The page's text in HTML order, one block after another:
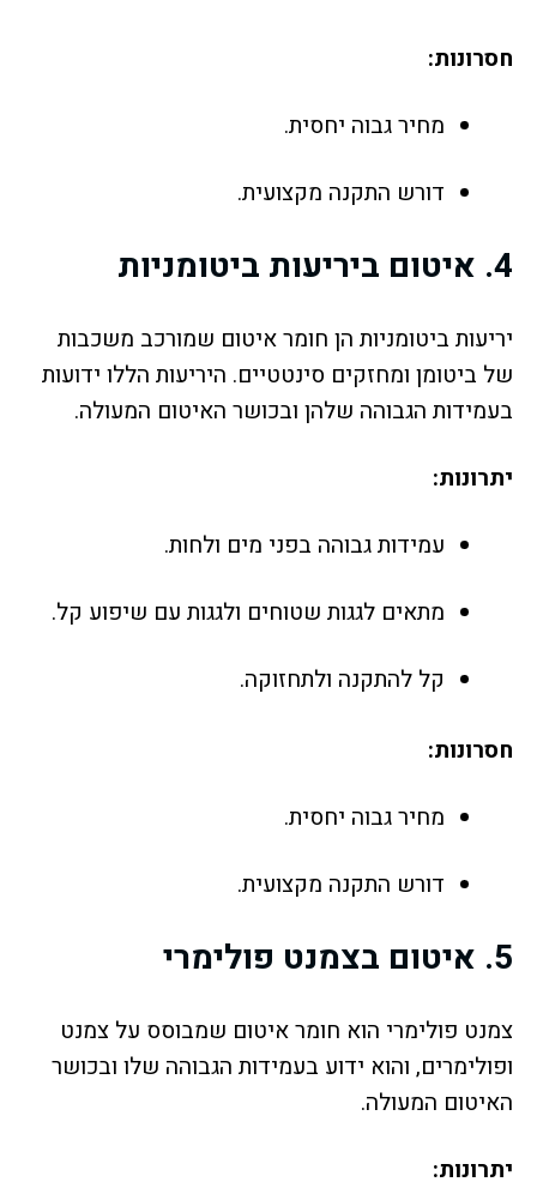
חסרונות:
מחיר גבוה יחסית.
דורש התקנה מקצועית.
4. איטום ביריעות ביטומניות
יריעות ביטומניות הן חומר איטום שמורכב משכבות
של ביטומן ומחזקים סינטטיים. היריעות הללו ידועות
בעמידות הגבוהה שלהן ובכושר האיטום המעולה.
יתרונות:
עמידות גבוהה בפני מים ולחות.
מתאים לגגות שטוחים ולגגות עם שיפוע קל.
קל להתקנה ולתחזוקה.
חסרונות:
מחיר גבוה יחסית.
דורש התקנה מקצועית.
5. איטום בצמנט פולימרי
צמנט פולימרי הוא חומר איטום שמבוסס על צמנט
ופולימרים, והוא ידוע בעמידות הגבוהה שלו ובכושר
האיטום המעולה.
יתרונות: